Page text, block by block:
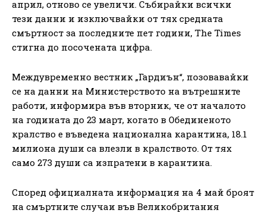
април, отново се увеличи. Събирайки всички
тези данни и изключвайки от тях средната
смъртност за последните пет години, The Times
стигна до посочената цифра.
Междувременно вестник „Гардиън“, позовавайки
се на данни на Министерството на вътрешните
работи, информира във вторник, че от началото
на годината до 23 март, когато в Обединеното
кралство е въведена национална карантина, 18.1
милиона души са влезли в кралството. От тях
само 273 души са изпратени в карантина.
Според официалната информация на 4 май броят
на смъртните случаи във Великобритания